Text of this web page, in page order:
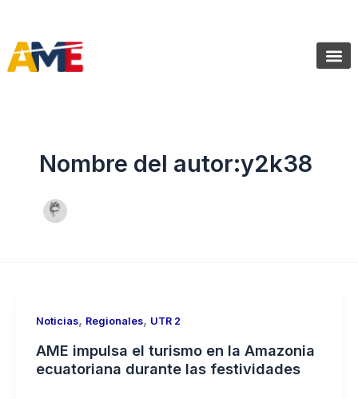
contenido
Nombre del autor:y2k38
Noticias, Regionales, UTR 2
AME impulsa el turismo en la Amazonia
ecuatoriana durante las festividades